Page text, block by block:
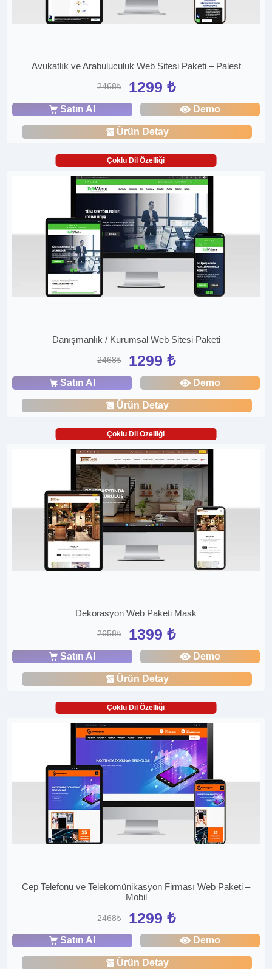
Avukatlık ve Arabuluculuk Web Sitesi Paketi – Palest
2468₺ 1299 ₺
Satın Al Demo
Ürün Detay
Çoklu Dil Özelliği
Danışmanlık / Kurumsal Web Sitesi Paketi
2468₺ 1299 ₺
Satın Al Demo
Ürün Detay
Çoklu Dil Özelliği
Dekorasyon Web Paketi Mask
2658₺ 1399 ₺
Satın Al Demo
Ürün Detay
Çoklu Dil Özelliği
Cep Telefonu ve Telekomünikasyon Firması Web Paketi –
Mobil
2468₺ 1299 ₺
Satın Al Demo
Ürün Detay